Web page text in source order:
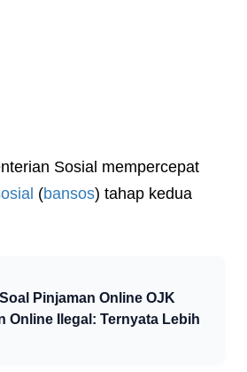
Sosial mempercepat
(bansos) tahap kedua
Pinjaman Online OJK
Online Ilegal: Ternyata Lebih